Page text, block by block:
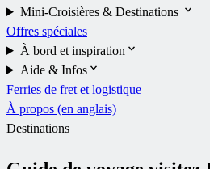
Mini-Croisières & Destinations
Offres spéciales
À bord et inspiration
Aide & Infos
Ferries de fret et logistique
À propos (en anglais)
Destinations